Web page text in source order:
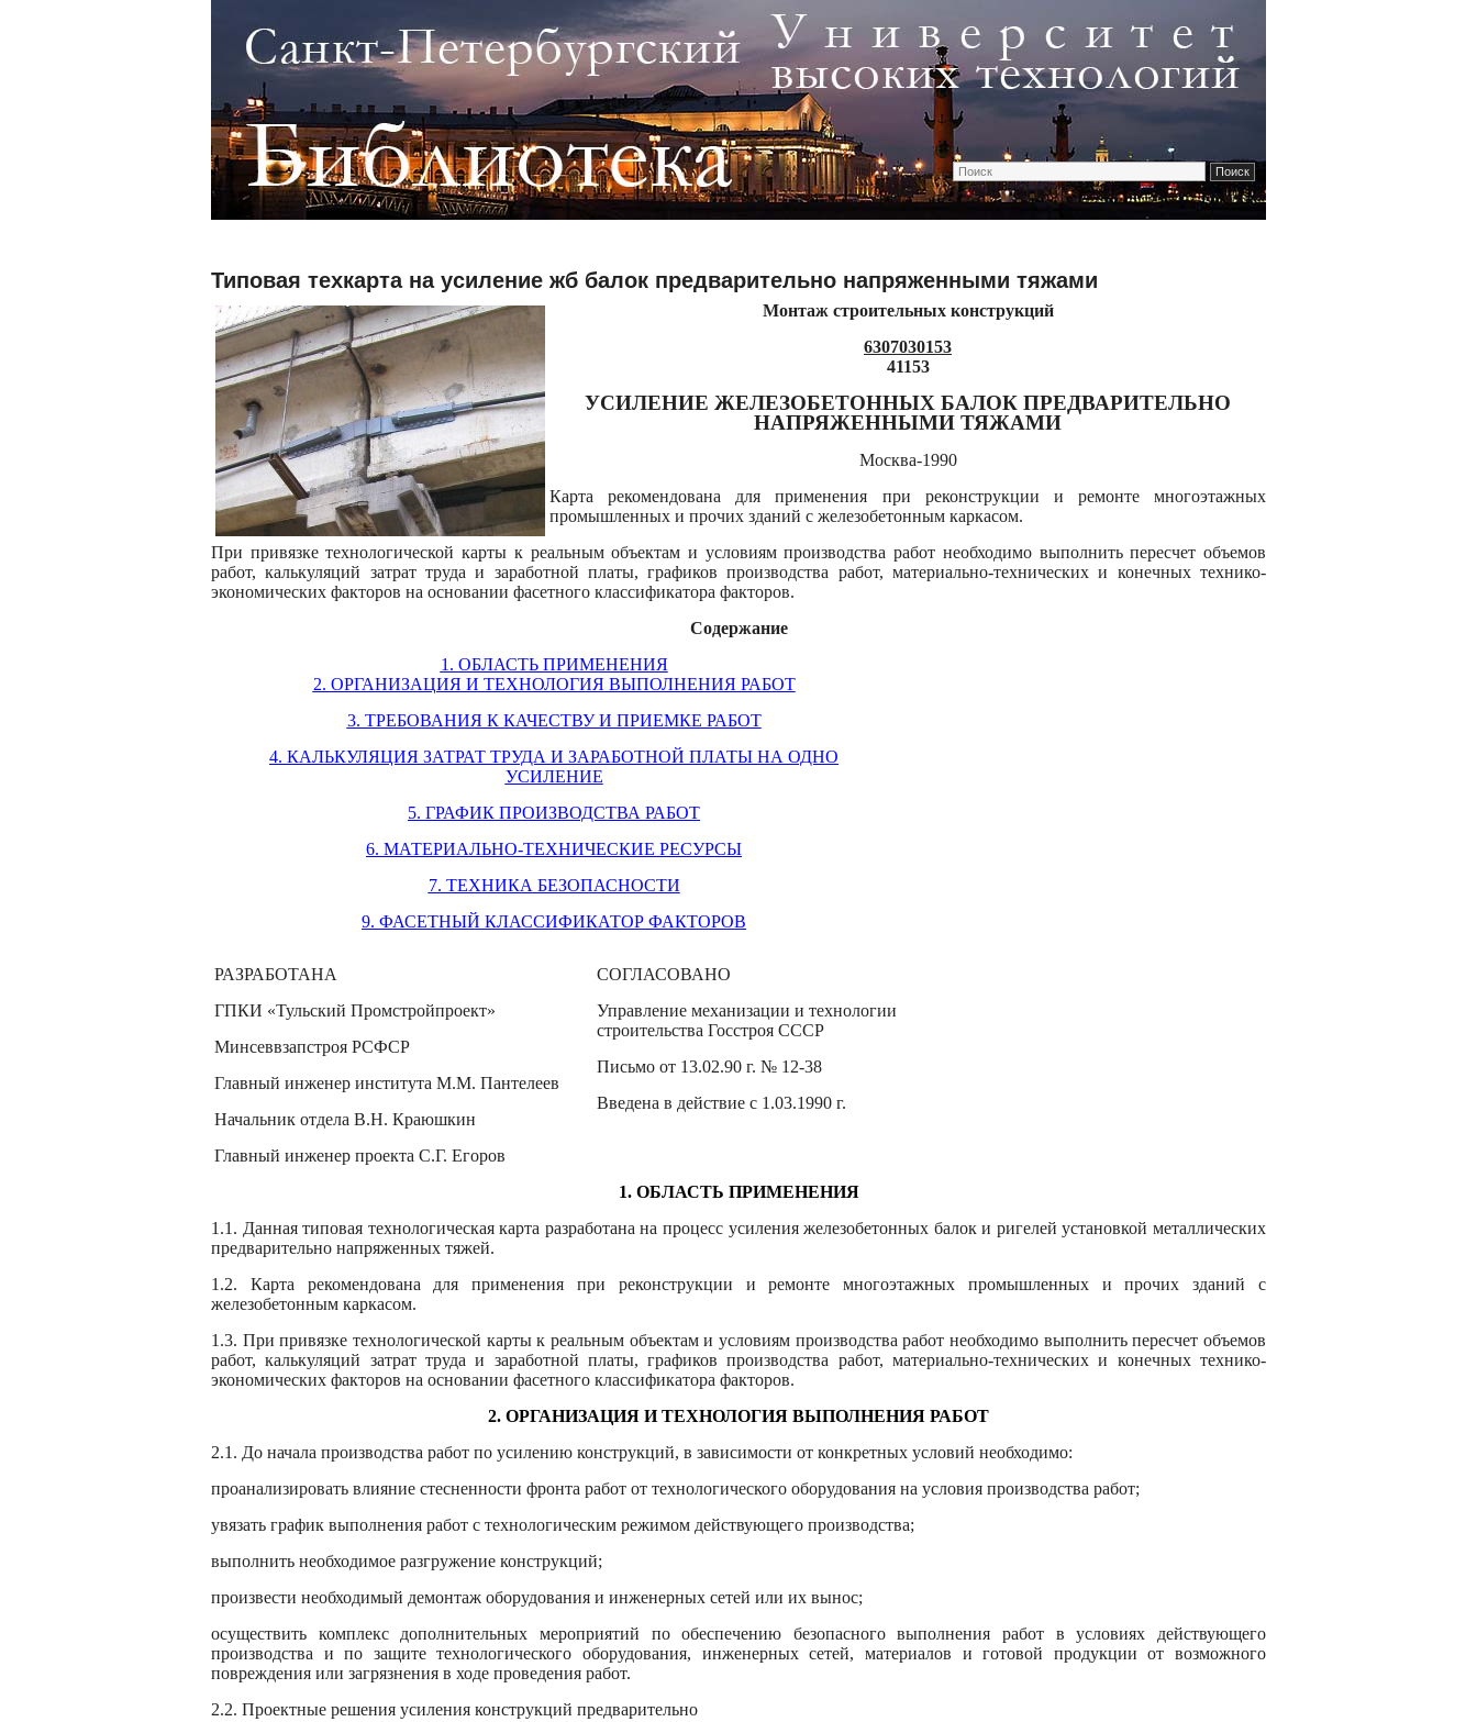
Типовая техкарта на усиление жб балок предварительно напряженными тяжами
Монтаж строительных конструкций
6307030153
41153
УСИЛЕНИЕ ЖЕЛЕЗОБЕТОННЫХ БАЛОК ПРЕДВАРИТЕЛЬНО
НАПРЯЖЕННЫМИ ТЯЖАМИ
Москва-1990
Карта рекомендована для применения при реконструкции и ремонте многоэтажных
промышленных и прочих зданий с железобетонным каркасом.
При привязке технологической карты к реальным объектам и условиям производства работ необходимо выполнить пересчет объемов
работ, калькуляций затрат труда и заработной платы, графиков производства работ, материально-технических и конечных технико-
экономических факторов на основании фасетного классификатора факторов.
Содержание
1. ОБЛАСТЬ ПРИМЕНЕНИЯ
2. ОРГАНИЗАЦИЯ И ТЕХНОЛОГИЯ ВЫПОЛНЕНИЯ РАБОТ
3. ТРЕБОВАНИЯ К КАЧЕСТВУ И ПРИЕМКЕ РАБОТ
4. КАЛЬКУЛЯЦИЯ ЗАТРАТ ТРУДА И ЗАРАБОТНОЙ ПЛАТЫ НА ОДНО
УСИЛЕНИЕ
5. ГРАФИК ПРОИЗВОДСТВА РАБОТ
6. МАТЕРИАЛЬНО-ТЕХНИЧЕСКИЕ РЕСУРСЫ
7. ТЕХНИКА БЕЗОПАСНОСТИ
9. ФАСЕТНЫЙ КЛАССИФИКАТОР ФАКТОРОВ
РАЗРАБОТАНА
ГПКИ «Тульский Промстройпроект»
Минсеввзапстроя РСФСР
Главный инженер института М.М. Пантелеев
Начальник отдела В.Н. Краюшкин
Главный инженер проекта С.Г. Егоров
СОГЛАСОВАНО
Управление механизации и технологии
строительства Госстроя СССР
Письмо от 13.02.90 г. № 12-38
Введена в действие с 1.03.1990 г.
1. ОБЛАСТЬ ПРИМЕНЕНИЯ
1.1. Данная типовая технологическая карта разработана на процесс усиления железобетонных балок и ригелей установкой металлических
предварительно напряженных тяжей.
1.2. Карта рекомендована для применения при реконструкции и ремонте многоэтажных промышленных и прочих зданий с
железобетонным каркасом.
1.3. При привязке технологической карты к реальным объектам и условиям производства работ необходимо выполнить пересчет объемов
работ, калькуляций затрат труда и заработной платы, графиков производства работ, материально-технических и конечных технико-
экономических факторов на основании фасетного классификатора факторов.
2. ОРГАНИЗАЦИЯ И ТЕХНОЛОГИЯ ВЫПОЛНЕНИЯ РАБОТ
2.1. До начала производства работ по усилению конструкций, в зависимости от конкретных условий необходимо:
проанализировать влияние стесненности фронта работ от технологического оборудования на условия производства работ;
увязать график выполнения работ с технологическим режимом действующего производства;
выполнить необходимое разгружение конструкций;
произвести необходимый демонтаж оборудования и инженерных сетей или их вынос;
осуществить комплекс дополнительных мероприятий по обеспечению безопасного выполнения работ в условиях действующего
производства и по защите технологического оборудования, инженерных сетей, материалов и готовой продукции от возможного
повреждения или загрязнения в ходе проведения работ.
2.2. Проектные решения усиления конструкций предварительно